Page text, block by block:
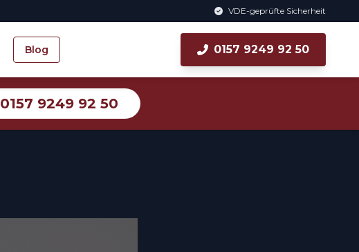
VDE-geprüfte Sicherheit
Blog 0157 9249 92 50
0157 9249 92 50